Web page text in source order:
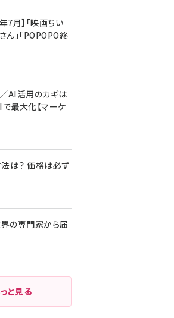
7月】「映画ちい
ん」「POPOPO終
AI活用のカギは
で最大化【マーケ
は？ 価格は必ず
の専門家から届
と見る